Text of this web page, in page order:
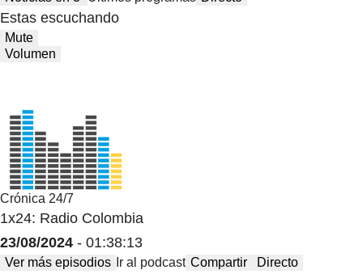
Estas escuchando
Mute
Volumen
Crónica 24/7
1x24: Radio Colombia
23/08/2024 - 01:38:13
Ver más episodios Ir al podcast Compartir Directo